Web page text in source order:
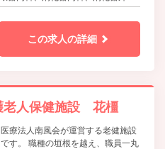
科口腔外科、皮膚科、麻酔科
この求人の詳細
老人保健施設 花橿
医療法人南風会が運営する老健施設
です。 職種の垣根を越え、職員一丸